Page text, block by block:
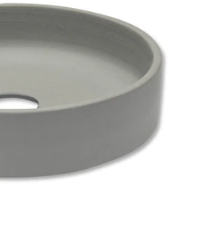
新商品
ム
ウェルビーみのお
HDC
クレーム公開
3年保証
住まいの
スタイリング
オンライン相談
最高のリノベ会社が
かるリノベりす